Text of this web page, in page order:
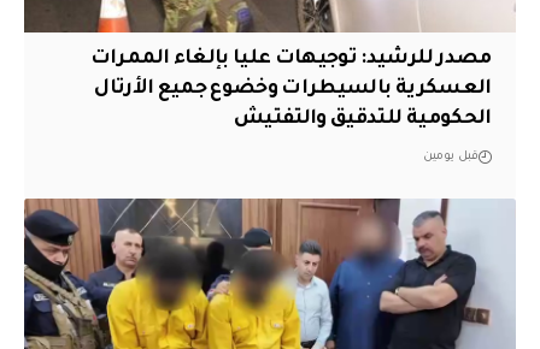
مصدر للرشيد: توجيهات عليا بإلغاء الممرات
العسكرية بالسيطرات وخضوع جميع الأرتال
الحكومية للتدقيق والتفتيش
قبل يومين